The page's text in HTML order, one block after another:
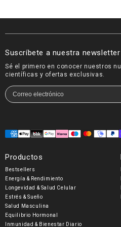
Doctora · Especialista en
Suscríbete a nuestra newsletter
Sé el primero en conocer nuestros
científicas y ofertas exclusivas.
Formas
pago
Productos
Bestsellers
Energía & Rendimiento
Longevidad & Salud Celular
Estrés & Sueño
Salud Masculina
Equilibrio Hormonal
Inmunidad & Bienestar Diario